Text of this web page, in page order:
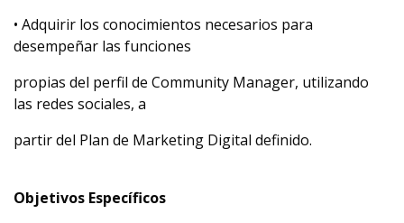
• Adquirir los conocimientos necesarios para
desempeñar las funciones
propias del perfil de Community Manager, utilizando
las redes sociales, a
partir del Plan de Marketing Digital definido.
Objetivos Específicos